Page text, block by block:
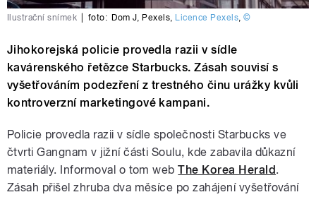
Ilustrační snímek foto: Dom J ,Pexels Licence Pexels ©
Jihokorejská policie provedla razii v sídle
kavárenského řetězce Starbucks. Zásah souvisí s
vyšetřováním podezření z trestného činu urážky kvůli
kontroverzní marketingové kampani.
Policie provedla razii v sídle společnosti Starbucks ve
čtvrti Gangnam v jižní části Soulu, kde zabavila důkazní
materiály. Informoval o tom webThe Korea Herald.
Zásah přišel zhruba dva měsíce po zahájení vyšetřování